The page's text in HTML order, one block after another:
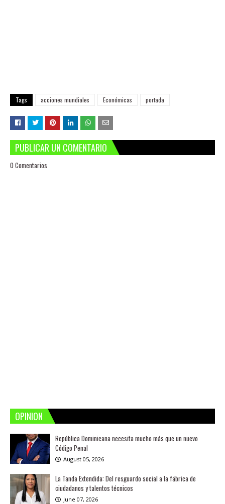
Tags acciones mundiales Económicas portada
PUBLICAR UN COMENTARIO
0 Comentarios
OPINION
República Dominicana necesita mucho más que un nuevo
Código Penal
August 05, 2026
La Tanda Extendida: Del resguardo social a la fábrica de
ciudadanos y talentos técnicos
June 07, 2026